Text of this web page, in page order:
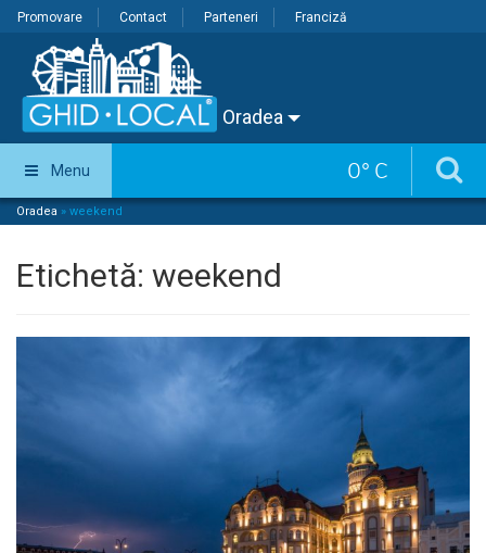
Promovare Contact Parteneri Franciză
Oradea
0° C
Menu
Oradea » weekend
Etichetă: weekend